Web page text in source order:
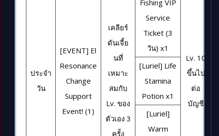
ประจำ
วัน
[EVENT] El
Resonance
Change
Support
Event! (1)
เคลียร์
ดันเจี้ย
นที่
เหมาะ
สมกับ
Lv. ของ
ตัวเอง 3
ครั้ง
Fishing VIP
Service
Ticket (3
วัน) x1
Lv. 10
ขึ้นไป
ต่อ
บัญชี
[Luriel] Life
Stamina
Potion x1
[Luriel]
Warm